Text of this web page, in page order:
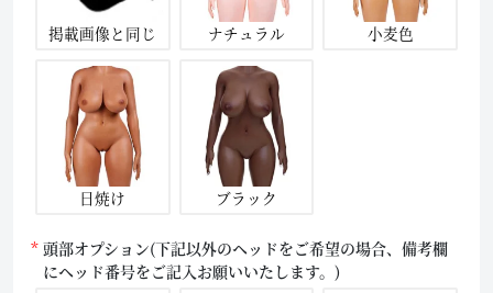
掲載画像と同じ ナチュラル 小麦色
日焼け ブラック
頭部オプション(下記以外のヘッドをご希望の場合、備考欄
にヘッド番号をご記入お願いいたします。)